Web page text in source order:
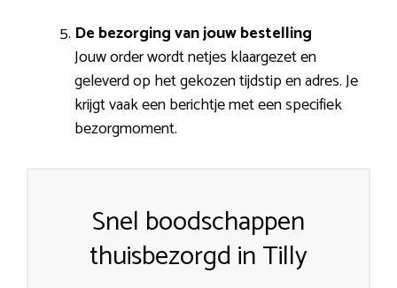
De bezorging van jouw bestelling
Jouw order wordt netjes klaargezet en
geleverd op het gekozen tijdstip en adres. Je
krijgt vaak een berichtje met een specifiek
bezorgmoment.
Snel boodschappen
thuisbezorgd in Tilly